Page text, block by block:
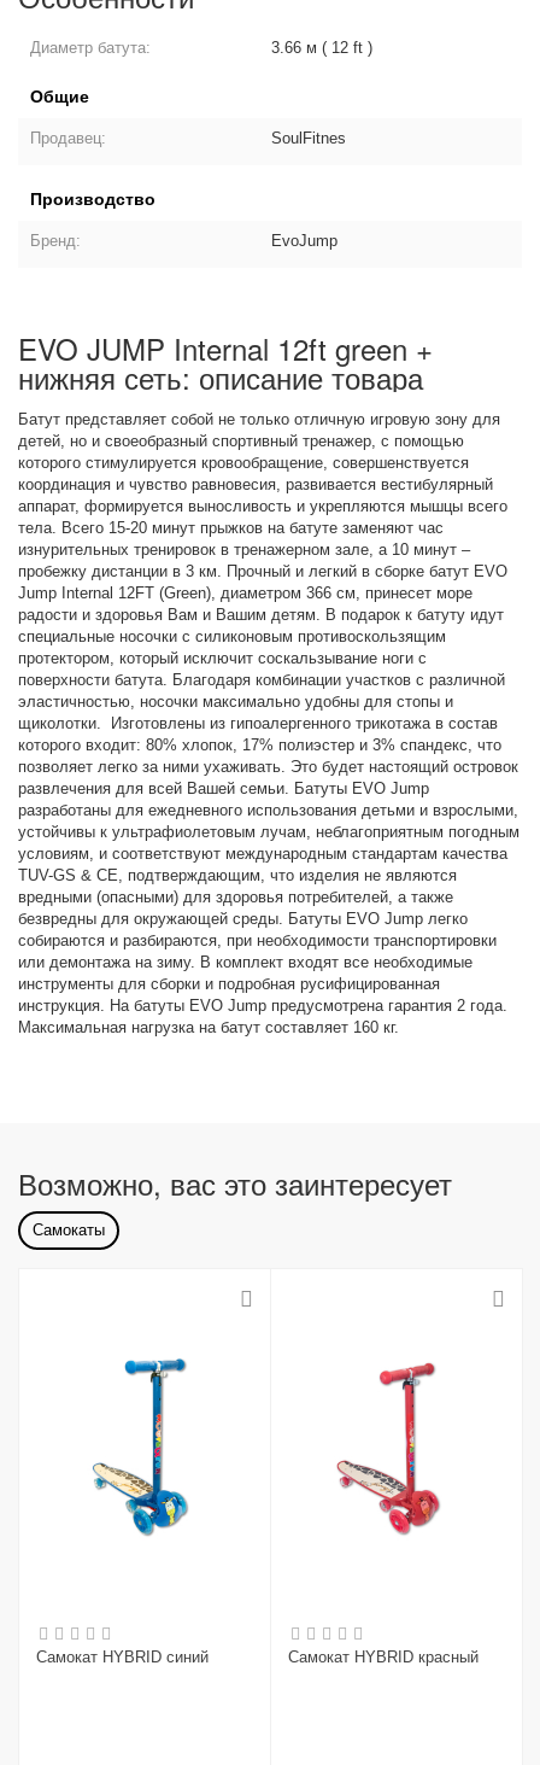
Диаметр батута: 3.66 м ( 12 ft )
Общие
Продавец: SoulFitnes
Производство
Бренд: EvoJump
EVO JUMP Internal 12ft green +
нижняя сеть: описание товара
Батут представляет собой не только отличную игровую зону для
детей, но и своеобразный спортивный тренажер, с помощью
которого стимулируется кровообращение, совершенствуется
координация и чувство равновесия, развивается вестибулярный
аппарат, формируется выносливость и укрепляются мышцы всего
тела. Всего 15-20 минут прыжков на батуте заменяют час
изнурительных тренировок в тренажерном зале, а 10 минут –
пробежку дистанции в 3 км. Прочный и легкий в сборке батут EVO
Jump Internal 12FT (Green), диаметром 366 см, принесет море
радости и здоровья Вам и Вашим детям. В подарок к батуту идут
специальные носочки с силиконовым противоскользящим
протектором, который исключит соскальзывание ноги с
поверхности батута. Благодаря комбинации участков с различной
эластичностью, носочки максимально удобны для стопы и
щиколотки. Изготовлены из гипоалергенного трикотажа в состав
которого входит: 80% хлопок, 17% полиэстер и 3% спандекс, что
позволяет легко за ними ухаживать. Это будет настоящий островок
развлечения для всей Вашей семьи. Батуты EVO Jump
разработаны для ежедневного использования детьми и взрослыми,
устойчивы к ультрафиолетовым лучам, неблагоприятным погодным
условиям, и соответствуют международным стандартам качества
TUV-GS & CE, подтверждающим, что изделия не являются
вредными (опасными) для здоровья потребителей, а также
безвредны для окружающей среды. Батуты EVO Jump легко
собираются и разбираются, при необходимости транспортировки
или демонтажа на зиму. В комплект входят все необходимые
инструменты для сборки и подробная русифицированная
инструкция. На батуты EVO Jump предусмотрена гарантия 2 года.
Максимальная нагрузка на батут составляет 160 кг.
Возможно, вас это заинтересует
Самокаты
Самокат HYBRID синий Самокат HYBRID красный